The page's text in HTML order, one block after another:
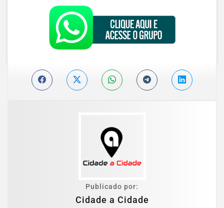
Publicado por:
Cidade a Cidade